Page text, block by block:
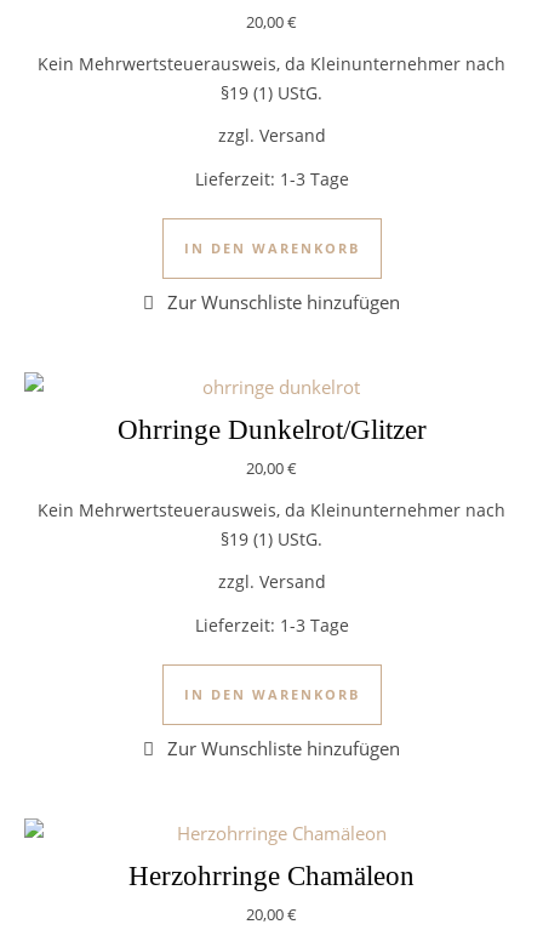
20,00€
Kein Mehrwertsteuerausweis, da Kleinunternehmer nach
§19 (1) UStG.
zzgl. Versand
Lieferzeit: 1-3 Tage
IN DEN WARENKORB
Ohrringe Dunkelrot/Glitzer
20,00€
Kein Mehrwertsteuerausweis, da Kleinunternehmer nach
§19 (1) UStG.
zzgl. Versand
Lieferzeit: 1-3 Tage
IN DEN WARENKORB
Herzohrringe Chamäleon
20,00€